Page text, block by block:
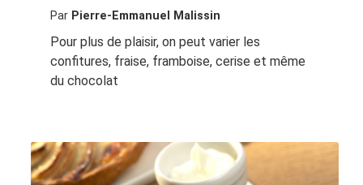
Par Pierre-Emmanuel Malissin
Pour plus de plaisir, on peut varier les
confitures, fraise, framboise, cerise et même
du chocolat